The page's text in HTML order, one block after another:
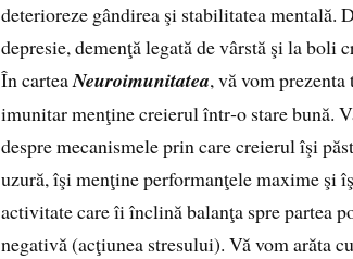
deterioreze gân­direa şi stabilitatea mentală.
depresie, demenţă legată de vârstă şi la
În carteaNeuroimunitatea, vă vom
imunitar menţine creierul într‑o stare bună.
despre mecanismele prin care creierul îşi
uzură, îşi menţine performanţele maxime şi
activitate care îi înclină balanţa spre partea
negativă (acţiunea stre­sului). Vă vom arăta